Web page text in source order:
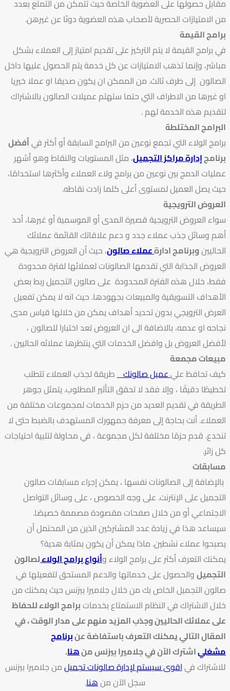
مقابل حصولها على العضوية الخاصة حيث تتمكن من التمتع بعدد
من الامتيازات الحصرية لأصحاب هذه العضوية دونًا عن غيرهن.
برامج القيمة
في برامج القيمة لا يتم التركيز على تقديم امتياز إلى العملاء بشكل
مباشر، وإنما تذهب الامتيازات عن كل خدمة يتم الحصول عليها داخل
الصالون إلى طرف ثالث. من الممكن ان يكون صديقا او عملا خيريا
او غيرها من الاطراف التي حتما ستهتم عميلات الصالون بالاشتراك
لتقديم هذه الخدمة لهم .
البرامج المختلطة
برامج الولاء التي تجمع نوعين من البرامج السابقة أو أكثر فيأفضل
برنامجإدارة مراكز التجميل، مثل المستويات والنقاط وهو أشهر
عمليات الدمج بين نوعين من برامج ولاء العملاء وأكثرها استخدامًا،
حيث يصل العميل لمستوى أعلى كلما زادت نقاطه.
العروض الترويجية
سواء العروض الترويجية قصيرة المدى أو الموسمية أو غيرها، أحد
أهم وسائل جذب عملاء جدد و دعم علاقاتك القائمة عملائك
الحاليينوبرنامج ادارةعملاء صالون، حيث أن العروض الترويجية هي
العروض الجذابة التي تقدمها الصالونات لعملائها لفترة محدودة
فقط، خلال هذه الفترة المحدودة على صالون التجميل ربط بعض
الأهداف التسويقية والمبيعات بجهودها. حيث انه لا يمكن تفعيل
العرض الترويجي بدون تحديد أهداف يمكن من خلالها قياس مدى
نجاحه او عدمه، بالاضافة الى ان العروض تعد اختبارا للصالون ،
لأفضل العروض بل وافضل الخدمات التي ينتظرها عملائه الحاليين .
مبيعات مجمعة
كيف تحافظ عليعميل صالونكطريقة لجذب العملاء تتطلب
تخطيطًا دقيقًا ، وإلا فقد لا تحقق التأثير المطلوب. يتمثل جوهر
الطريقة في تقديم العديد من حزم الخدمات لمجموعات مختلفة من
العملاء. أنت بحاجة إلى معرفة جمهورك المستهدف بالضبط حتى لا
تنخدع. قدم حزمًا مختلفة لكل مجموعة ، في محاولة لتلبية احتياجات
كل زائر.
مسابقات
بالإضافة إلى الصالونات نفسها ، يمكن إجراء مسابقات صالون
التجميل على الإنترنت. على وجه الخصوص ، على وسائل التواصل
الاجتماعي أو من خلال صفحات مقصودة مصممة خصيصًا.
سيساعد هذا في زيادة عدد المشتركين الذين من المحتمل أن
يصبحوا عملاء نشطين. ماذا يمكن أن يكون بمثابة هدية؟
يمكنك التعرف أكثر على برامج الولاء وأنواع برامج الولاءلصالون
التجميلوالحصول على خدماتها والدعم المستحق لتفعيلها في
صالون التجميل الخاص بك من خلال جلاميرا بيزنس حيث يمكنك من
خلال الاشتراك في النظام الاستمتاع بخدماتبرامج الولاء للحفاظ
على عملائك الحاليين وجذب المزيد منهم على مدار الوقت ، في
المقال التالي يمكنك التعرف باستفاضة عنبرنامج
مشغلياشترك الآن في جلاميرا بيزنس منهنا.
للاشتراك فياقوى سيستم لإدارة صالونات تجميلمن جلاميرا بيزنس
سجل الآن منهنا.